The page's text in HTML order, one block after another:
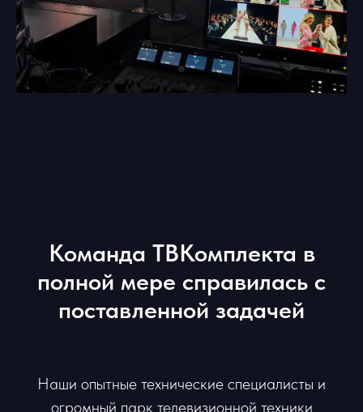
Команда ТВКомплекта в
полной мере справилась с
поставленной задачей
Наши опытные технические специалисты и
огромный парк телевизионной техники